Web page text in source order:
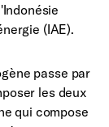
(IAE).
passe par
les deux
qui compose